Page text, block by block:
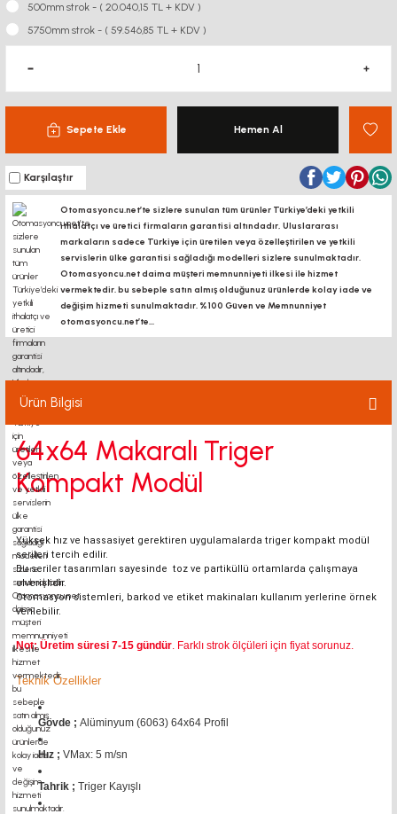
500mm strok - ( 20.040,15 TL + KDV )
5750mm strok - ( 59.546,85 TL + KDV )
Sepete Ekle Hemen Al
Karşılaştır
Otomasyoncu.net’te sizlere sunulan tüm ürünler Türkiye’deki yetkili
ithalatçı ve üretici firmaların garantisi altındadır, Uluslararası
markaların sadece Türkiye için üretilen veya özelleştirilen ve yetkili
servislerin ülke garantisi sağladığı modelleri sizlere sunulmaktadır.
Otomasyoncu.net daima müşteri memnunniyeti ilkesi ile hizmet
vermektedir. bu sebeple satın almış olduğunuz ürünlerde kolay iade ve
değişim hizmeti sunulmaktadır. %100 Güven ve Memnunniyet
otomasyoncu.net’te...
Ürün Bilgisi
64x64 Makaralı Triger
Kompakt Modül
Yüksek hız ve hassasiyet gerektiren uygulamalarda triger kompakt modül
serileri tercih edilir.
Bu seriler tasarımları sayesinde toz ve partiküllü ortamlarda çalışmaya
elverişlidir.
Otomasyon sistemleri, barkod ve etiket makinaları kullanım yerlerine örnek
verilebilir.
Not: Üretim süresi 7-15 gündür. Farklı strok ölçüleri için fiyat sorunuz.
Teknik Özellikler
Gövde ; Alüminyum (6063) 64x64 Profil
Hız ; VMax: 5 m/sn
Tahrik ; Triger Kayışlı